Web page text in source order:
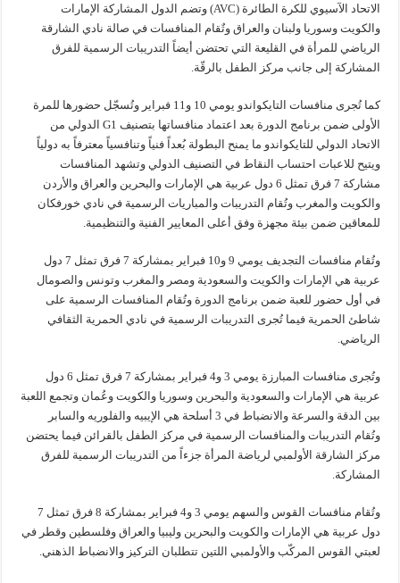
الاتحاد الآسيوي للكرة الطائرة (AVC) وتضم الدول المشاركة الإمارات
والكويت وسوريا ولبنان والعراق وتٌقام المنافسات في صالة نادي الشارقة
الرياضي للمرأة في القليعة التي تحتضن أيضاً التدريبات الرسمية للفرق
المشاركة إلى جانب مركز الطفل بالرقّة.
كما تُجرى منافسات التايكواندو يومي 10 و11 فبراير وتُسجّل حضورها للمرة
الأولى ضمن برنامج الدورة بعد اعتماد منافساتها بتصنيف G1 الدولي من
الاتحاد الدولي للتايكواندو ما يمنح البطولة بُعداً فنياً وتنافسياً معترفاً به دولياً
ويتيح للاعبات احتساب النقاط في التصنيف الدولي وتشهد المنافسات
مشاركة 7 فرق تمثل 6 دول عربية هي الإمارات والبحرين والعراق والأردن
والكويت والمغرب وتُقام التدريبات والمباريات الرسمية في نادي خورفكان
للمعاقين ضمن بيئة مجهزة وفق أعلى المعايير الفنية والتنظيمية.
وتُقام منافسات التجديف يومي 9 و10 فبراير بمشاركة 7 فرق تمثل 7 دول
عربية هي الإمارات والكويت والسعودية ومصر والمغرب وتونس والصومال
في أول حضور للعبة ضمن برنامج الدورة وتُقام المنافسات الرسمية على
شاطئ الحمرية فيما تُجرى التدريبات الرسمية في نادي الحمرية الثقافي
الرياضي.
وتُجرى منافسات المبارزة يومي 3 و4 فبراير بمشاركة 7 فرق تمثل 6 دول
عربية هي الإمارات والسعودية والبحرين وسوريا والكويت وعُمان وتجمع اللعبة
بين الدقة والسرعة والانضباط في 3 أسلحة هي الإيبيه والفلوريه والسابر
وتُقام التدريبات والمنافسات الرسمية في مركز الطفل بالقرائن فيما يحتضن
مركز الشارقة الأولمبي لرياضة المرأة جزءاً من التدريبات الرسمية للفرق
المشاركة.
وتُقام منافسات القوس والسهم يومي 3 و4 فبراير بمشاركة 8 فرق تمثل 7
دول عربية هي الإمارات والكويت والبحرين وليبيا والعراق وفلسطين وقطر في
لعبتي القوس المركّب والأولمبي اللتين تتطلبان التركيز والانضباط الذهني.